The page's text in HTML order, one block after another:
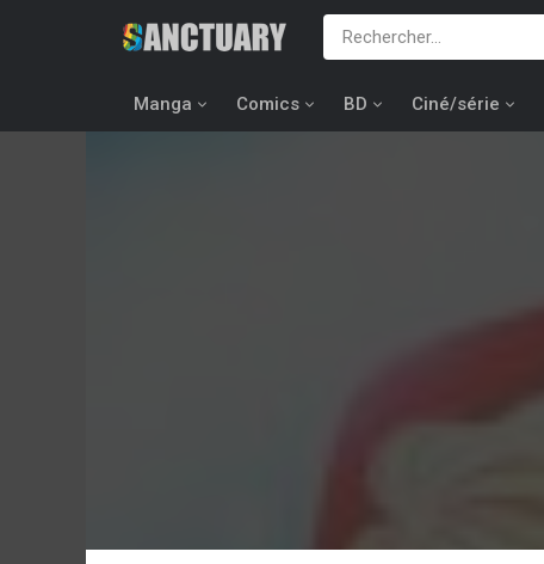
Manga Comics BD Ciné/série